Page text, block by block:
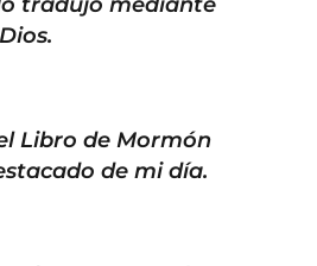
Libro de Mormón
de mi día.